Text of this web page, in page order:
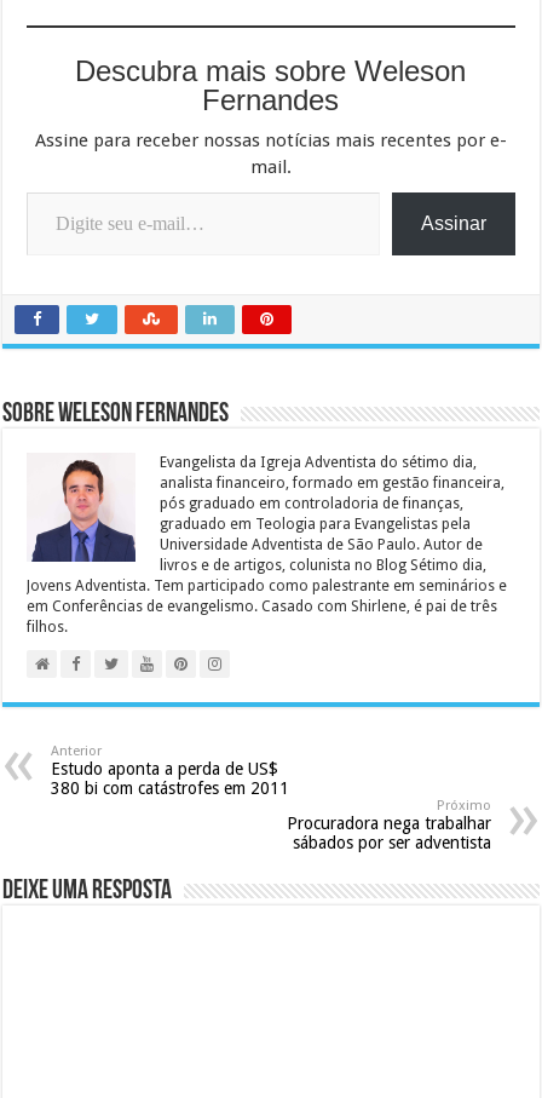
Descubra mais sobre Weleson
Fernandes
Assine para receber nossas notícias mais recentes por e-
mail.
Digite seu e-mail…
Assinar
Sobre Weleson Fernandes
Evangelista da Igreja Adventista do sétimo dia,
analista financeiro, formado em gestão financeira,
pós graduado em controladoria de finanças,
graduado em Teologia para Evangelistas pela
Universidade Adventista de São Paulo. Autor de
livros e de artigos, colunista no Blog Sétimo dia,
Jovens Adventista. Tem participado como palestrante em seminários e
em Conferências de evangelismo. Casado com Shirlene, é pai de três
filhos.
Anterior
Estudo aponta a perda de US$
380 bi com catástrofes em 2011
Próximo
Procuradora nega trabalhar
sábados por ser adventista
Deixe uma resposta